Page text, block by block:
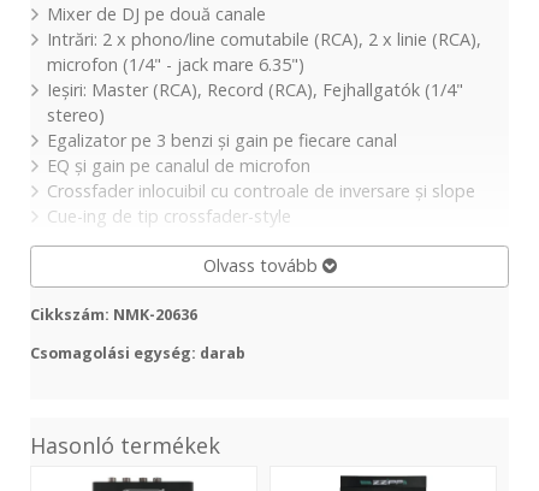
Mixer de DJ pe două canale
Intrări: 2 x phono/line comutabile (RCA), 2 x linie (RCA),
microfon (1/4" - jackmare 6.35")
Ieșiri: Master(RCA), Record (RCA), Fejhallgatók (1/4"
stereo)
Egalizator pe 3 benziși gain pe fiecare canal
EQ și gain pe canalul de microfon
Crossfader inlocuibil cu controale de inversare și slope
Cue-ing de tip crossfader-style
Olvass tovább
Cikkszám: NMK-20636
Csomagolási egység: darab
Hasonló termékek
GNOME-